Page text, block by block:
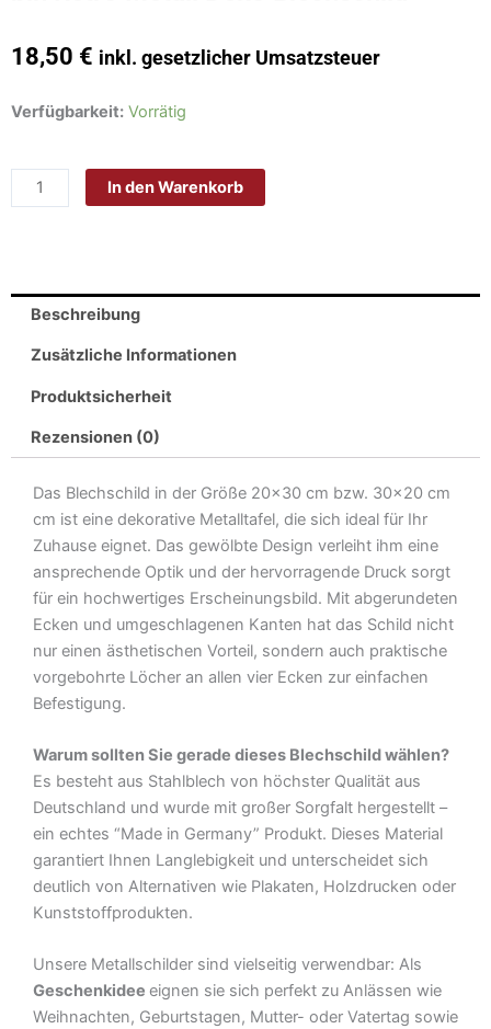
18,50 € inkl. gesetzlicher Umsatzsteuer
Verfügbarkeit: Vorrätig
Schild
-
Spruch
ich
nicht
ich
Retro
Metall
Deko
Blechschild
Menge
In den Warenkorb
Beschreibung
Zusätzliche Informationen
Produktsicherheit
Rezensionen (0)
Das Blechschild in der Größe 20×30 cm bzw. 30×20 cm
cm ist eine dekorative Metalltafel, die sich ideal für Ihr
Zuhause eignet. Das gewölbte Design verleiht ihm eine
ansprechende Optik und der hervorragende Druck sorgt
für ein hochwertiges Erscheinungsbild. Mit abgerundeten
Ecken und umgeschlagenen Kanten hat das Schild nicht
nur einen ästhetischen Vorteil, sondern auch praktische
vorgebohrte Löcher an allen vier Ecken zur einfachen
Befestigung.
Warum sollten Sie gerade dieses Blechschild wählen?
Es besteht aus Stahlblech von höchster Qualität aus
Deutschland und wurde mit großer Sorgfalt hergestellt –
ein echtes “Made in Germany” Produkt. Dieses Material
garantiert Ihnen Langlebigkeit und unterscheidet sich
deutlich von Alternativen wie Plakaten, Holzdrucken oder
Kunststoffprodukten.
Unsere Metallschilder sind vielseitig verwendbar: Als
Geschenkidee eignen sie sich perfekt zu Anlässen wie
Weihnachten, Geburtstagen, Mutter- oder Vatertag sowie